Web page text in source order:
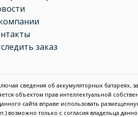
заказ
сведения об аккумуляторных батареях,
объектом прав интеллектуальной
сайта вправе использовать
возможно только с согласия владельца